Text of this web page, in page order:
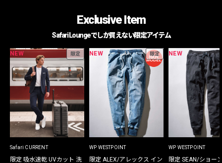
Exclusive Item
Safari Loungeでしか買えない限定アイテム
NEW 限定
Safari CURRENT
限定 吸水速乾 UVカット 洗
NEW 限定
WP WESTPOINT
限定 ALEX/アレックス イン
NEW
WP WESTPOINT
限定 SEAN/ショー